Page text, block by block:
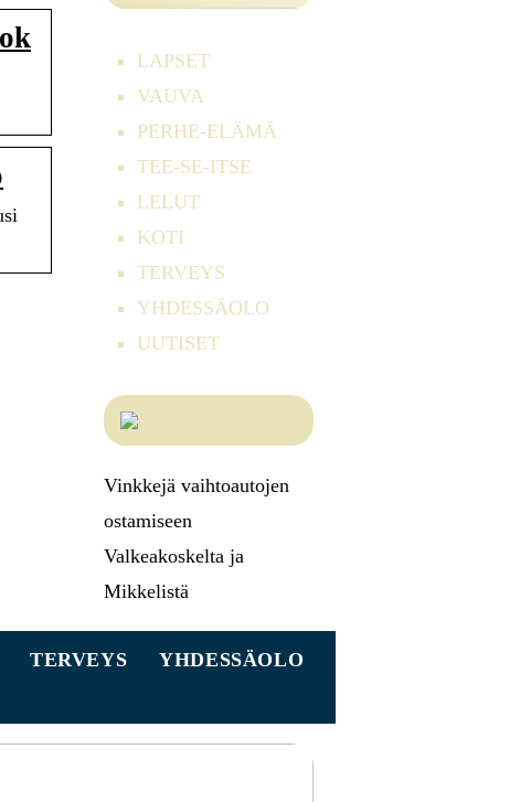
LAPSET
VAUVA
PERHE-ELÄMÄ
TEE-SE-ITSE
LELUT
KOTI
TERVEYS
YHDESSÄOLO
UUTISET
Vinkkejä vaihtoautojen
ostamiseen
Valkeakoskelta ja
Mikkelistä
TERVEYS
YHDESSÄOLO